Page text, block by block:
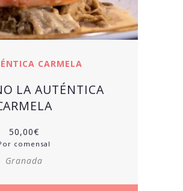
CARMELA
LA AUTÉNTICA
50,00€
comensal
Granada